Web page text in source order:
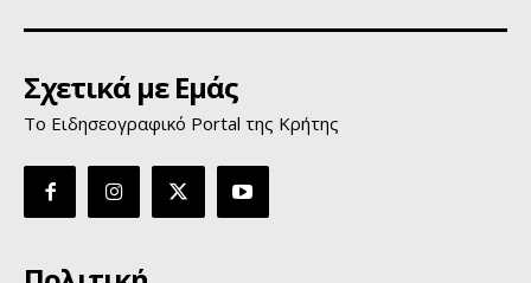
Σχετικά με Εμάς
Το Ειδησεογραφικό Portal της Κρήτης